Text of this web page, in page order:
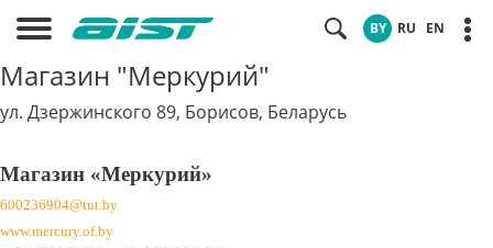
BY RU EN
Магазин "Меркурий"
ул. Дзержинского 89, Борисов, Беларусь
Магазин «Меркурий»
600236904@tut.by
www.mercury.of.by